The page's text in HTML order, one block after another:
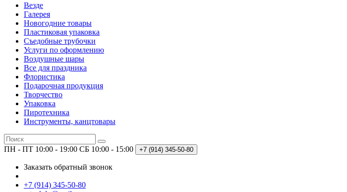
Везде
Галерея
Новогодние товары
Пластиковая упаковка
Съедобные трубочки
Услуги по оформлению
Воздушные шары
Все для праздника
Флористика
Подарочная продукция
Творчество
Упаковка
Пиротехника
Инструменты, канцтовары
ПН - ПТ 10:00 - 19:00 СБ 10:00 - 15:00 +7 (914) 345-50-80
Заказать обратный звонок
+7 (914) 345-50-80